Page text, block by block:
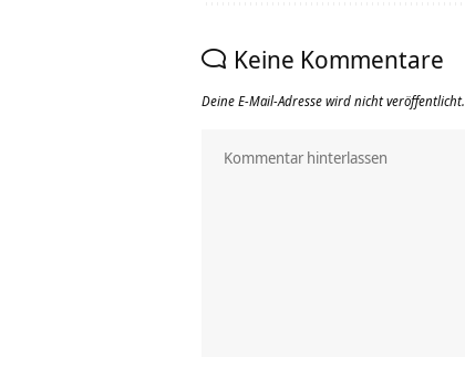
Keine Kommentare
Deine E-Mail-Adresse wird nicht veröffentlicht.